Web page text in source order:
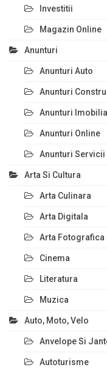
Investitii
Magazin Online
Anunturi
Anunturi Auto
Anunturi
Anunturi
Anunturi Online
Anunturi Servicii
Arta Si Cultura
Arta Culinara
Arta Digitala
Arta Fotografica
Cinema
Literatura
Muzica
Auto, Moto, Velo
Anvelope Si
Autoturisme